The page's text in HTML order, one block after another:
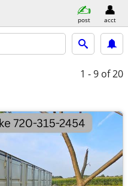
post acct
1 - 9 of 20